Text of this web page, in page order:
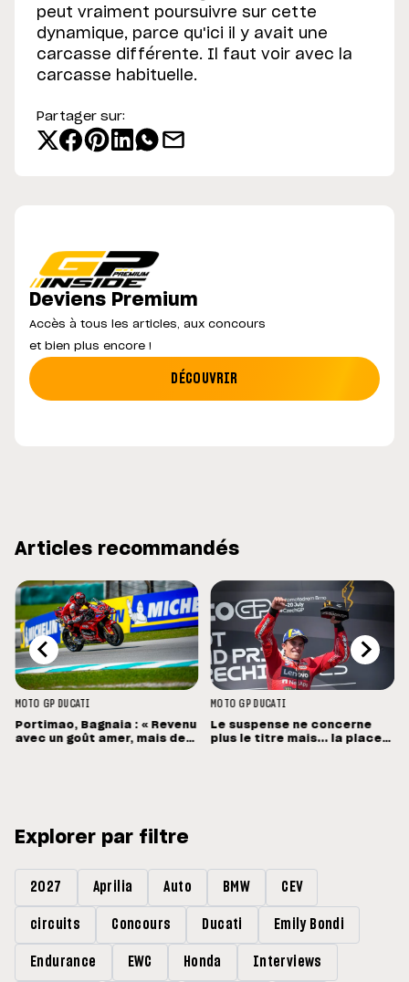
peut vraiment poursuivre sur cette
dynamique, parce qu'ici il y avait une
carcasse différente. Il faut voir avec la
carcasse habituelle.
Partager sur:
Deviens Premium
Accès à tous les articles, aux concours
et bien plus encore !
DÉCOUVRIR
Articles recommandés
MOTO GP DUCATI
Portimao, Bagnaia : « Revenu
avec un goût amer, mais des
MOTO GP DUCATI
Le suspense ne concerne
plus le titre mais... la place
Explorer par filtre
2027 Aprilia Auto BMW CEV
circuits Concours Ducati Emily Bondi
Endurance EWC Honda Interviews